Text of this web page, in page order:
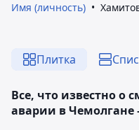
Имя (личность)
Плитка
Все, что известно о
аварии в Чемолгане